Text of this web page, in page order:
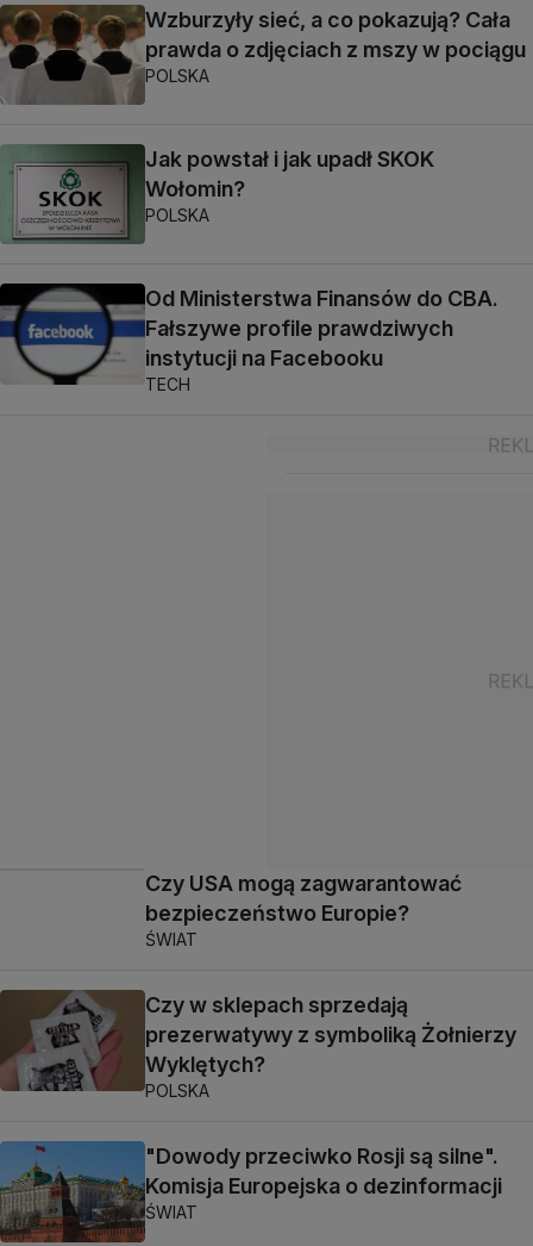
Wzburzyły sieć, a co pokazują? Cała
prawda o zdjęciach z mszy w pociągu
POLSKA
Jak powstał i jak upadł SKOK
Wołomin?
POLSKA
Od Ministerstwa Finansów do CBA.
Fałszywe profile prawdziwych
instytucji na Facebooku
TECH
Czy USA mogą zagwarantować
bezpieczeństwo Europie?
ŚWIAT
Czy w sklepach sprzedają
prezerwatywy z symboliką Żołnierzy
Wyklętych?
POLSKA
"Dowody przeciwko Rosji są silne".
Komisja Europejska o dezinformacji
ŚWIAT